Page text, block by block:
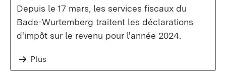
Depuis le 17 mars, les services fiscaux du
Bade-Wurtemberg traitent les déclarations
d'impôt sur le revenu pour l'année 2024.
Plus